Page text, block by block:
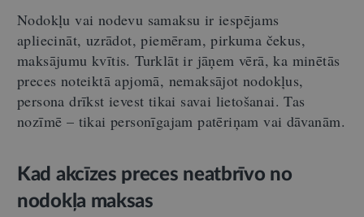
Nodokļu vai nodevu samaksu ir iespējams
apliecināt, uzrādot, piemēram, pirkuma čekus,
maksājumu kvītis. Turklāt ir jāņem vērā, ka minētās
preces noteiktā apjomā, nemaksājot nodokļus,
persona drīkst ievest tikai savai lietošanai. Tas
nozīmē – tikai personīgajam patēriņam vai dāvanām.
Kad akcīzes preces neatbrīvo no
nodokļa maksas